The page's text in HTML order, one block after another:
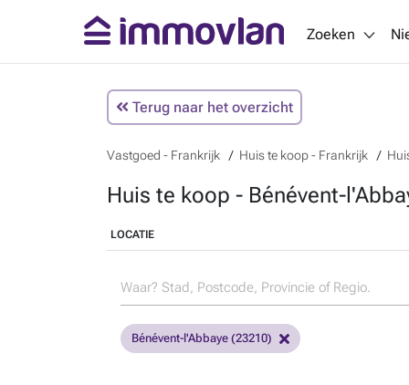
Zoeken
Terug naar het overzicht
Vastgoed - Frankrijk Huis te koop - Frankrijk
Huis te koop - Bénévent-
LOCATIE
Bénévent-l'Abbaye (23210)